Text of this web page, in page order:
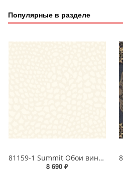
Популярные в разделе
81159-1 Summit Обои виниловые на бумажной основе 1.06*15.5
8 690 ₽